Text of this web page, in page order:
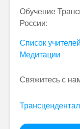
Обучение
России:
Список
Медитации
Свяжитесь с